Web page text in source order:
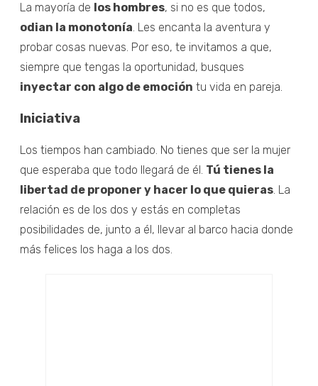
La mayoría de los hombres, si no es que todos,
odian la monotonía. Les encanta la aventura y
probar cosas nuevas. Por eso, te invitamos a que,
siempre que tengas la oportunidad, busques
inyectar con algo de emoción tu vida en pareja.
Iniciativa
Los tiempos han cambiado. No tienes que ser la mujer
que esperaba que todo llegará de él. Tú tienes la
libertad de proponer y hacer lo que quieras. La
relación es de los dos y estás en completas
posibilidades de, junto a él, llevar al barco hacia donde
más felices los haga a los dos.